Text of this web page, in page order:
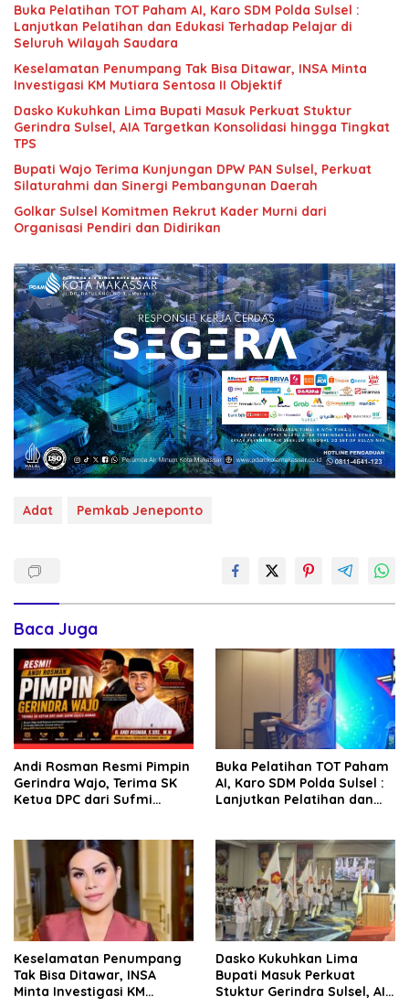
Buka Pelatihan TOT Paham AI, Karo SDM Polda Sulsel :
Lanjutkan Pelatihan dan Edukasi Terhadap Pelajar di
Seluruh Wilayah Saudara
Keselamatan Penumpang Tak Bisa Ditawar, INSA Minta
Investigasi KM Mutiara Sentosa II Objektif
Dasko Kukuhkan Lima Bupati Masuk Perkuat Stuktur
Gerindra Sulsel, AIA Targetkan Konsolidasi hingga Tingkat
TPS
Bupati Wajo Terima Kunjungan DPW PAN Sulsel, Perkuat
Silaturahmi dan Sinergi Pembangunan Daerah
Golkar Sulsel Komitmen Rekrut Kader Murni dari
Organisasi Pendiri dan Didirikan
Adat Pemkab Jeneponto
Baca Juga
Andi Rosman Resmi Pimpin
Gerindra Wajo, Terima SK
Ketua DPC dari Sufmi
Buka Pelatihan TOT Paham
AI, Karo SDM Polda Sulsel :
Lanjutkan Pelatihan dan
Keselamatan Penumpang
Tak Bisa Ditawar, INSA
Minta Investigasi KM
Dasko Kukuhkan Lima
Bupati Masuk Perkuat
Stuktur Gerindra Sulsel, AIA